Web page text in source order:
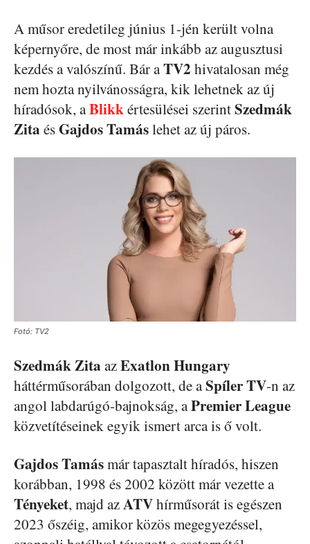
A műsor eredetileg június 1-jén került volna
képernyőre, de most már inkább az augusztusi
kezdés a valószínű. Bár aTV2 hivatalosan még
nem hozta nyilvánosságra, kik lehetnek az új
híradósok, aBlikkértesülései szerintSzedmák
Zita ésGajdosTamáslehet az új páros.
Fotó: TV2
SzedmákZita azExatlonHungary
háttérműsorában dolgozott, de aSpílerTV-n az
angol labdarúgó-bajnokság, aPremierLeague
közvetítéseinek egyik ismert arca is ő volt.
GajdosTamásmár tapasztalt híradós, hiszen
korábban, 1998 és 2002 között már vezette a
Tényeket, majd azATVhírműsorát is egészen
2023 őszéig, amikor közös megegyezéssel,